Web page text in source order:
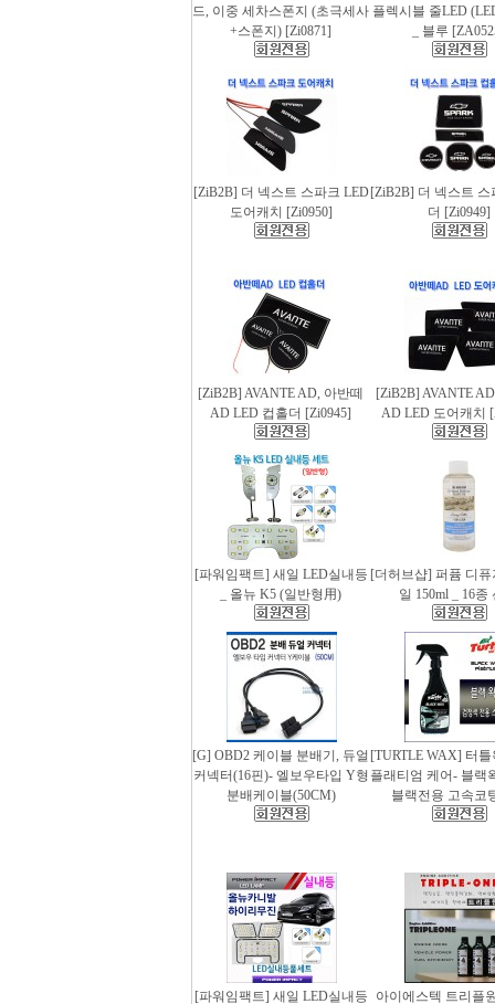
드, 이중 세차스폰지 (초극세사
+스폰지) [Zi0871]
플렉시블 줄LED
_ 블루
[ZiB2B] 더 넥스트 스파크 LED
도어캐치 [Zi0950]
[ZiB2B] 더 넥스트 스
더 [Zi0949]
[ZiB2B] AVANTE AD, 아반떼
AD LED 컵홀더 [Zi0945]
[ZiB2B] AVANTE
AD LED 도어캐치
[파워임팩트] 새일 LED실내등
_ 올뉴 K5 (일반형用)
[더허브샵] 퍼퓸 디
일 150ml _ 16종
[G] OBD2 케이블 분배기, 듀얼
커넥터(16핀)- 엘보우타입 Y형
분배케이블(50CM)
[TURTLE WAX] 터
플래티엄 케어- 블랙
블랙전용 고속코
[파워임팩트] 새일 LED실내등 아이에스텍 트리플